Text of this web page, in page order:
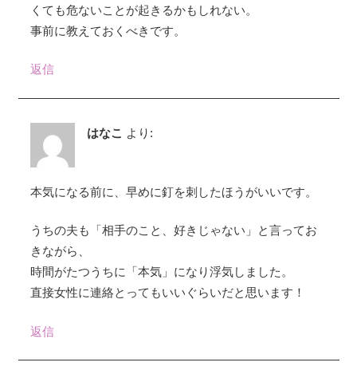
くても危ないことが起きるかもしれない。
事前に教えておくべきです。
返信
はなこ より:
本気になる前に、早めに釘を刺したほうがいいです。
うちの夫も「相手のこと、好きじゃない」と言ってお
きながら、
時間がたつうちに「本気」になり浮気しました。
直接女性に連絡とってもいいぐらいだと思います！
返信